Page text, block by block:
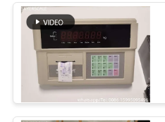
SITE
PRIVACY
POLICY